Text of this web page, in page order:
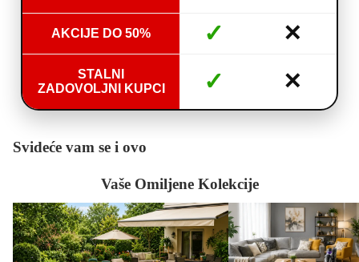
AKCIJE DO 50% ✓ ✕
STALNI
ZADOVOLJNI KUPCI
✓ ✕
Svideće vam se i ovo
Vaše Omiljene Kolekcije
Bašta i Alati Domaćinstvo